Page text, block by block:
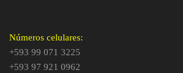
Números celulares:
+593 99 071 3225
+593 97 921 0962